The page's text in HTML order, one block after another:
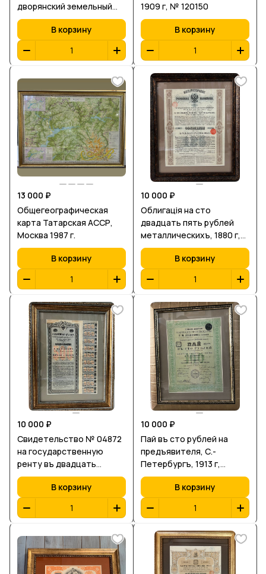
дворянский земельный
банк
В корзину
1909 г, № 120150
В корзину
13 000 ₽
Общегеографическая
карта Татарская АССР,
Москва 1987 г.
В корзину
10 000 ₽
Облигацiя на сто
двадцать пять рублей
металлическихъ, 1880 г,
Россiйское
Императорское
Правительство, № 377912
В корзину
10 000 ₽
Свидетельство № 04872
на государственную
ренту въ двадцать
рублей годового дохода
на капиталъ пятсотъ
рублей, на предъявителя,
Россiйское
Правительство
В корзину
10 000 ₽
Пай въ сто рублей на
предъявителя, С.-
Петербургъ, 1913 г,
Товарищество
Нефтяного производства
Г.М. Лiанозова сыновей
В корзину